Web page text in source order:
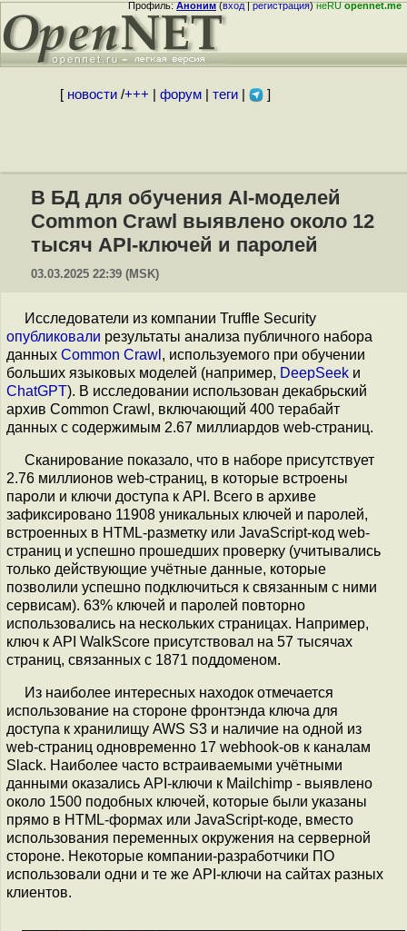
Профиль:Аноним(вход|регистрация)неRUopennet.me
[ новости/+++ форум| теги| ]
В БД для обучения AI-моделей
Common Crawl выявлено около 12
тысяч API-ключей и паролей
03.03.2025 22:39 (MSK)
Исследователи из компании Truffle Security
опубликовали результаты анализа публичного набора
данных Common Crawl , используемого при обучении
больших языковых моделей (например, DeepSeek и
ChatGPT). В исследовании использован декабрьский
архив Common Crawl, включающий 400 терабайт
данных с содержимым 2.67 миллиардов web-страниц.
Сканирование показало, что в наборе присутствует
2.76 миллионов web-страниц, в которые встроены
пароли и ключи доступа к API. Всего в архиве
зафиксировано 11908 уникальных ключей и паролей,
встроенных в HTML-разметку или JavaScript-код web-
страниц и успешно прошедших проверку (учитывались
только действующие учётные данные, которые
позволили успешно подключиться к связанным с ними
сервисам). 63% ключей и паролей повторно
использовались на нескольких страницах. Например,
ключ к API WalkScore присутствовал на 57 тысячах
страниц, связанных с 1871 поддоменом.
Из наиболее интересных находок отмечается
использование на стороне фронтэнда ключа для
доступа к хранилищу AWS S3 и наличие на одной из
web-страниц одновременно 17 webhook-ов к каналам
Slack. Наиболее часто встраиваемыми учётными
данными оказались API-ключи к Mailchimp - выявлено
около 1500 подобных ключей, которые были указаны
прямо в HTML-формах или JavaScript-коде, вместо
использования переменных окружения на серверной
стороне. Некоторые компании-разработчики ПО
использовали одни и те же API-ключи на сайтах разных
клиентов.